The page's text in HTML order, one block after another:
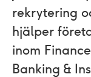
rekrytering
hjälper
inom
Banking &